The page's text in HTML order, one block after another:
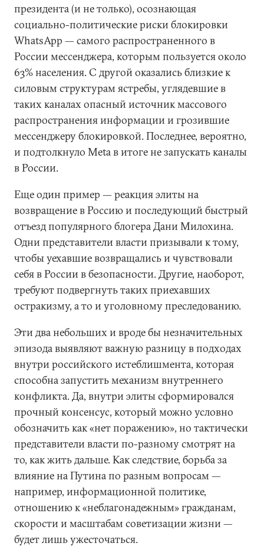
президента (и не только), осознающая
социально-политические риски блокировки
WhatsApp — самого распространенного в
России мессенджера, которым пользуется около
63% населения. С другой оказались близкие к
силовым структурам ястребы, углядевшие в
таких каналах опасный источник массового
распространения информации и грозившие
мессенджеру блокировкой. Последнее, вероятно,
и подтолкнуло Meta в итоге не запускать каналы
в России.
Еще один пример — реакция элиты на
возвращение в Россию и последующий быстрый
отъезд популярного блогера Дани Милохина.
Одни представители власти призывали к тому,
чтобы уехавшие возвращались и чувствовали
себя в России в безопасности. Другие, наоборот,
требуют подвергнуть таких приехавших
остракизму, а то и уголовному преследованию.
Эти два небольших и вроде бы незначительных
эпизода выявляют важную разницу в подходах
внутри российского истеблишмента, которая
способна запустить механизм внутреннего
конфликта. Да, внутри элиты сформировался
прочный консенсус, который можно условно
обозначить как «нет поражению», но тактически
представители власти по-разному смотрят на
то, как жить дальше. Как следствие, борьба за
влияние на Путина по разным вопросам —
например, информационной политике,
отношению к «неблагонадежным» гражданам,
скорости и масштабам советизации жизни —
будет лишь ужесточаться.